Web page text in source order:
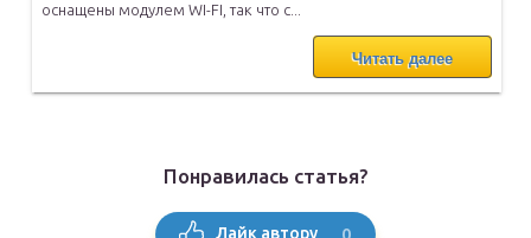
оснащены модулем WI-FI, так что с...
Читать далее
Понравилась статья?
Лайк автору 0